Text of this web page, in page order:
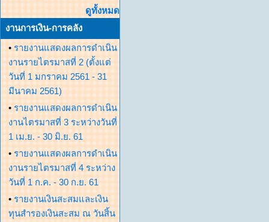
ดูทั้งหมด
งานการเงิน-การคลัง
• รายงานแสดงผลการดำเนิน
งานรายไตรมาสที่ 2 (ตั้งแต่
วันที่ 1 มกราคม 2561 - 31
มีนาคม 2561)
• รายงานแสดงผลการดำเนิน
งานไตรมาสที่ 3 ระหว่างวันที่
1 เม.ย. - 30 มิ.ย. 61
• รายงานแสดงผลการดำเนิน
งานรายไตรมาสที่ 4 ระหว่าง
วันที่ 1 ก.ค. - 30 ก.ย. 61
• รายงานเงินสะสมและเงิน
ทุนสำรองเงินสะสม ณ วันสิ้น